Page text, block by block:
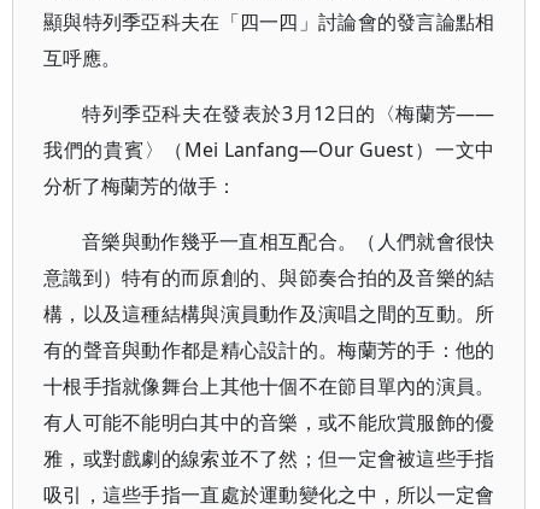
顯與特列季亞科夫在「四一四」討論會的發言論點相
互呼應。
特列季亞科夫在發表於3月12日的〈梅蘭芳——
我們的貴賓〉（Mei Lanfang—Our Guest）一文中
分析了梅蘭芳的做手：
音樂與動作幾乎一直相互配合。（人們就會很快
意識到）特有的而原創的、與節奏合拍的及音樂的結
構，以及這種結構與演員動作及演唱之間的互動。所
有的聲音與動作都是精心設計的。梅蘭芳的手：他的
十根手指就像舞台上其他十個不在節目單內的演員。
有人可能不能明白其中的音樂，或不能欣賞服飾的優
雅，或對戲劇的線索並不了然；但一定會被這些手指
吸引，這些手指一直處於運動變化之中，所以一定會